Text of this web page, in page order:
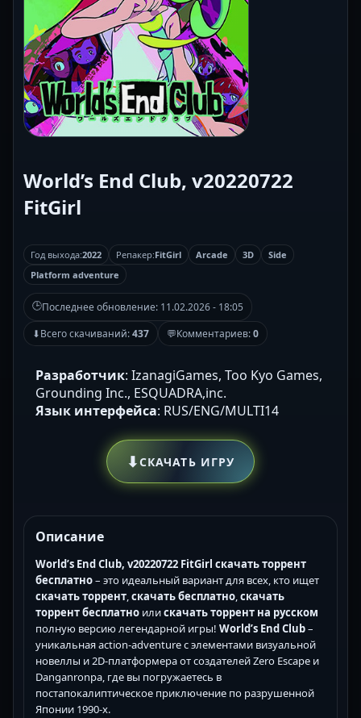
World’s End Club, v20220722
FitGirl
Год выхода:2022 Репакер:FitGirl Arcade 3D
Side
Platform adventure
🕒Последнее обновление: 11.02.2026 - 18:05
⬇Всего скачиваний:437 💬Комментариев:0
Разработчик: IzanagiGames, Too Kyo Games,
Grounding Inc., ESQUADRA,inc.
Язык интерфейса: RUS/ENG/MULTI14
⬇СКАЧАТЬ ИГРУ
Описание
World’s End Club, v20220722 FitGirl скачать торрент
бесплатно– это идеальный вариант для всех, кто ищет
скачать торрент,скачать бесплатно,скачать
торрент бесплатно илискачать торрент на русском
полную версию легендарной игры! World’s End Club–
уникальная action-adventure с элементами визуальной
новеллы и 2D-платформера от создателей Zero Escape и
Danganronpa, где вы погружаетесь в
постапокалиптическое приключение по разрушенной
Японии 1990-х.